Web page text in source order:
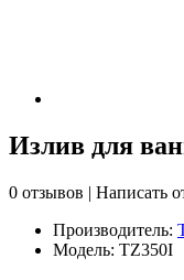
Излив для
0 отзывов | Написать
Производитель:
Модель: TZ350I